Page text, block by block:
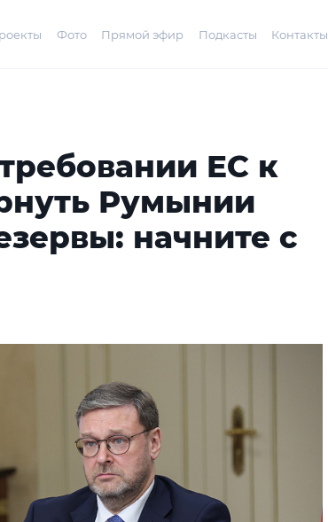
Фото Прямой эфир Подкасты Контакты
ЕС к
Румынии
начните с